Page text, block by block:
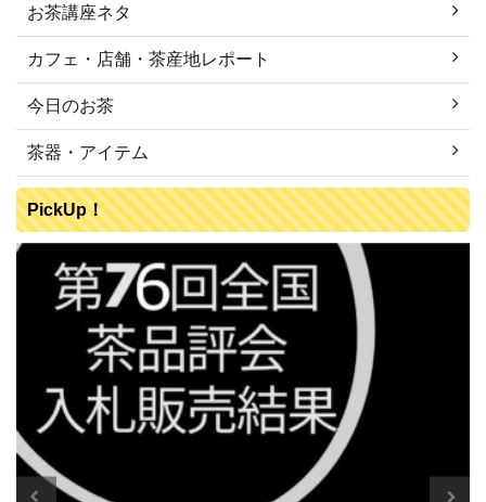
お茶講座ネタ
カフェ・店舗・茶産地レポート
今日のお茶
茶器・アイテム
PickUp！